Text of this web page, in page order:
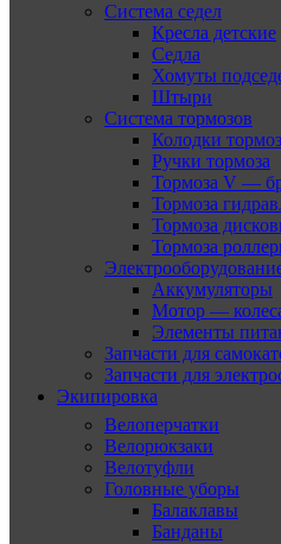
Система седел
Кресла детские
Седла
Хомуты
Штыри
Система тормозов
Колодки
Ручки тормоза
Тормоза V —
Тормоза
Тормоза
Тормоза
Аккумуляторы
Мотор —
Элементы
Запчасти для
Запчасти для
Экипировка
Велоперчатки
Велорюкзаки
Велотуфли
Головные уборы
Балаклавы
Банданы